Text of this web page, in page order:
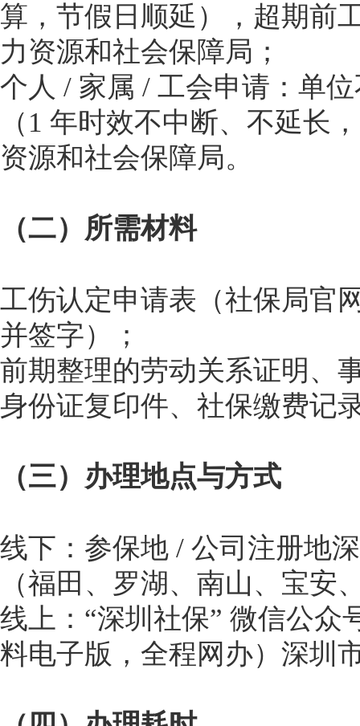
算，节假日顺延），超期前
力资源和社会保障局；
个人 / 家属 / 工会申请：单
（1 年时效不中断、不延长
资源和社会保障局。
（二）所需材料
工伤认定申请表（社保局官
并签字）；
前期整理的劳动关系证明、
身份证复印件、社保缴费记
（三）办理地点与方式
线下：参保地 / 公司注册地
（福田、罗湖、南山、宝安
线上：“深圳社保” 微信公众
料电子版，全程网办）深圳